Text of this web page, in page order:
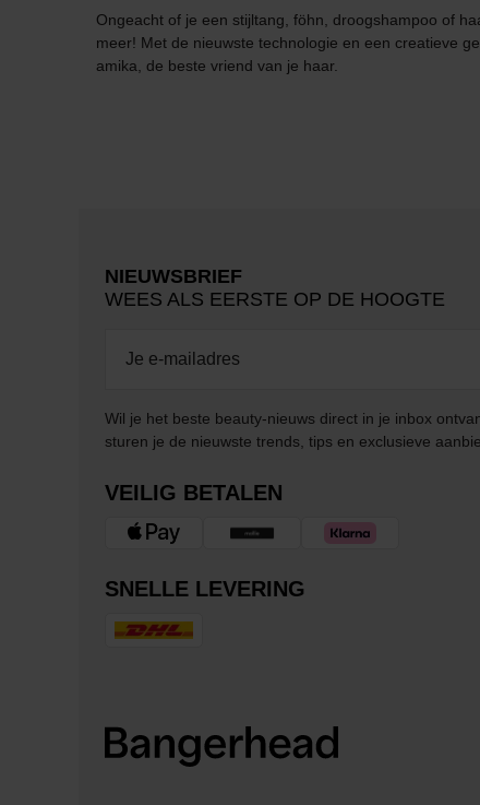
Ongeacht of je een stijltang, föhn, droogshampoo of
meer! Met de nieuwste technologie en een creatieve
amika, de beste vriend van je haar.
NIEUWSBRIEF
WEES ALS EERSTE OP DE HOOGTE
Wil je het beste beauty-nieuws direct in je inbox
sturen je de nieuwste trends, tips en exclusieve
VEILIG BETALEN
SNELLE LEVERING